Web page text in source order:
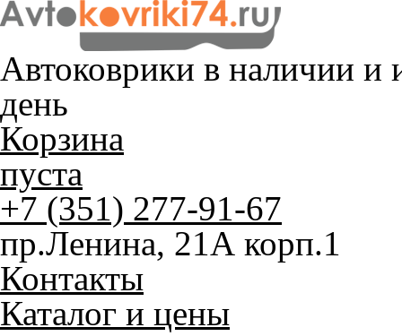
Автоковрики в наличии и
день
Корзина
пуста
+7 (351) 277-91-67
пр.Ленина, 21А корп.1
Контакты
Каталог и цены